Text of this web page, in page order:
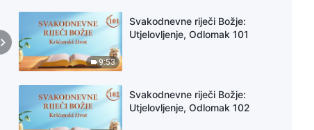
9:53
Svakodnevne riječi Božje:
Utjelovljenje, Odlomak 101
Svakodnevne riječi Božje:
Utjelovljenje, Odlomak 102